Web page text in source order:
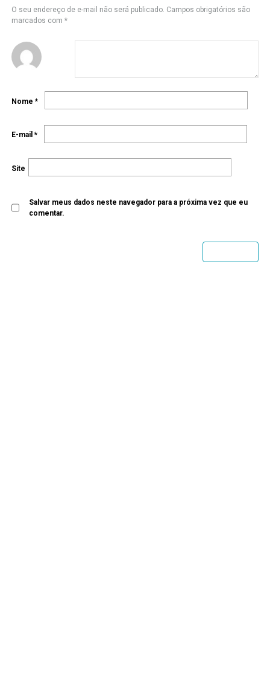
O seu endereço de e-mail não será publicado. Campos obrigatórios são
marcados com *
Nome *
E-mail *
Site
Salvar meus dados neste navegador para a próxima vez que eu
comentar.